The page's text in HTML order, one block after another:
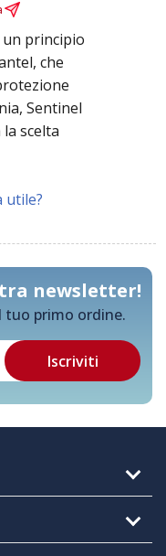
principio
che
Sentinel
scelta
utile?
newsletter!
tuo primo ordine.